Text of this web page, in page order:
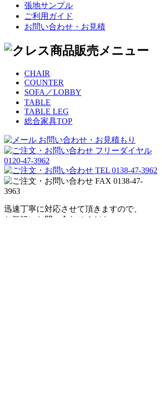
張地サンプル
ご利用ガイド
お問い合わせ・お見積
CHAIR
COUNTER
SOFA／LOBBY
TABLE
TABLE LEG
総合家具TOP
迅速丁寧に対応させて頂きますので、
お気軽にお問い合わせください。